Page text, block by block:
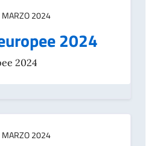
2024
2024
2024
2024